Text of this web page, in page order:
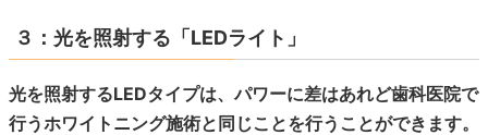
３：光を照射する「LEDライト」
光を照射するLEDタイプは、パワーに差はあれど歯科医院で
行うホワイトニング施術と同じことを行うことができます。